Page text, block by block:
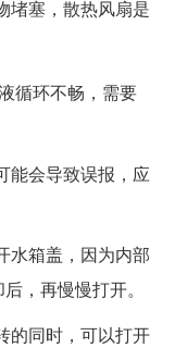
堵塞，散热风扇是
循环不畅，需要
能会导致误报，应
水箱盖，因为内部
，再慢慢打开。
的同时，可以打开